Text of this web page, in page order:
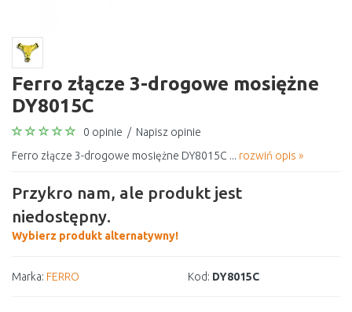
Ferro złącze 3-drogowe mosiężne
DY8015C
0 opinie / Napisz opinie
Ferro złącze 3-drogowe mosiężne DY8015C ... rozwiń opis »
Przykro nam, ale produkt jest
niedostępny.
Wybierz produkt alternatywny!
Marka: FERRO Kod: DY8015C